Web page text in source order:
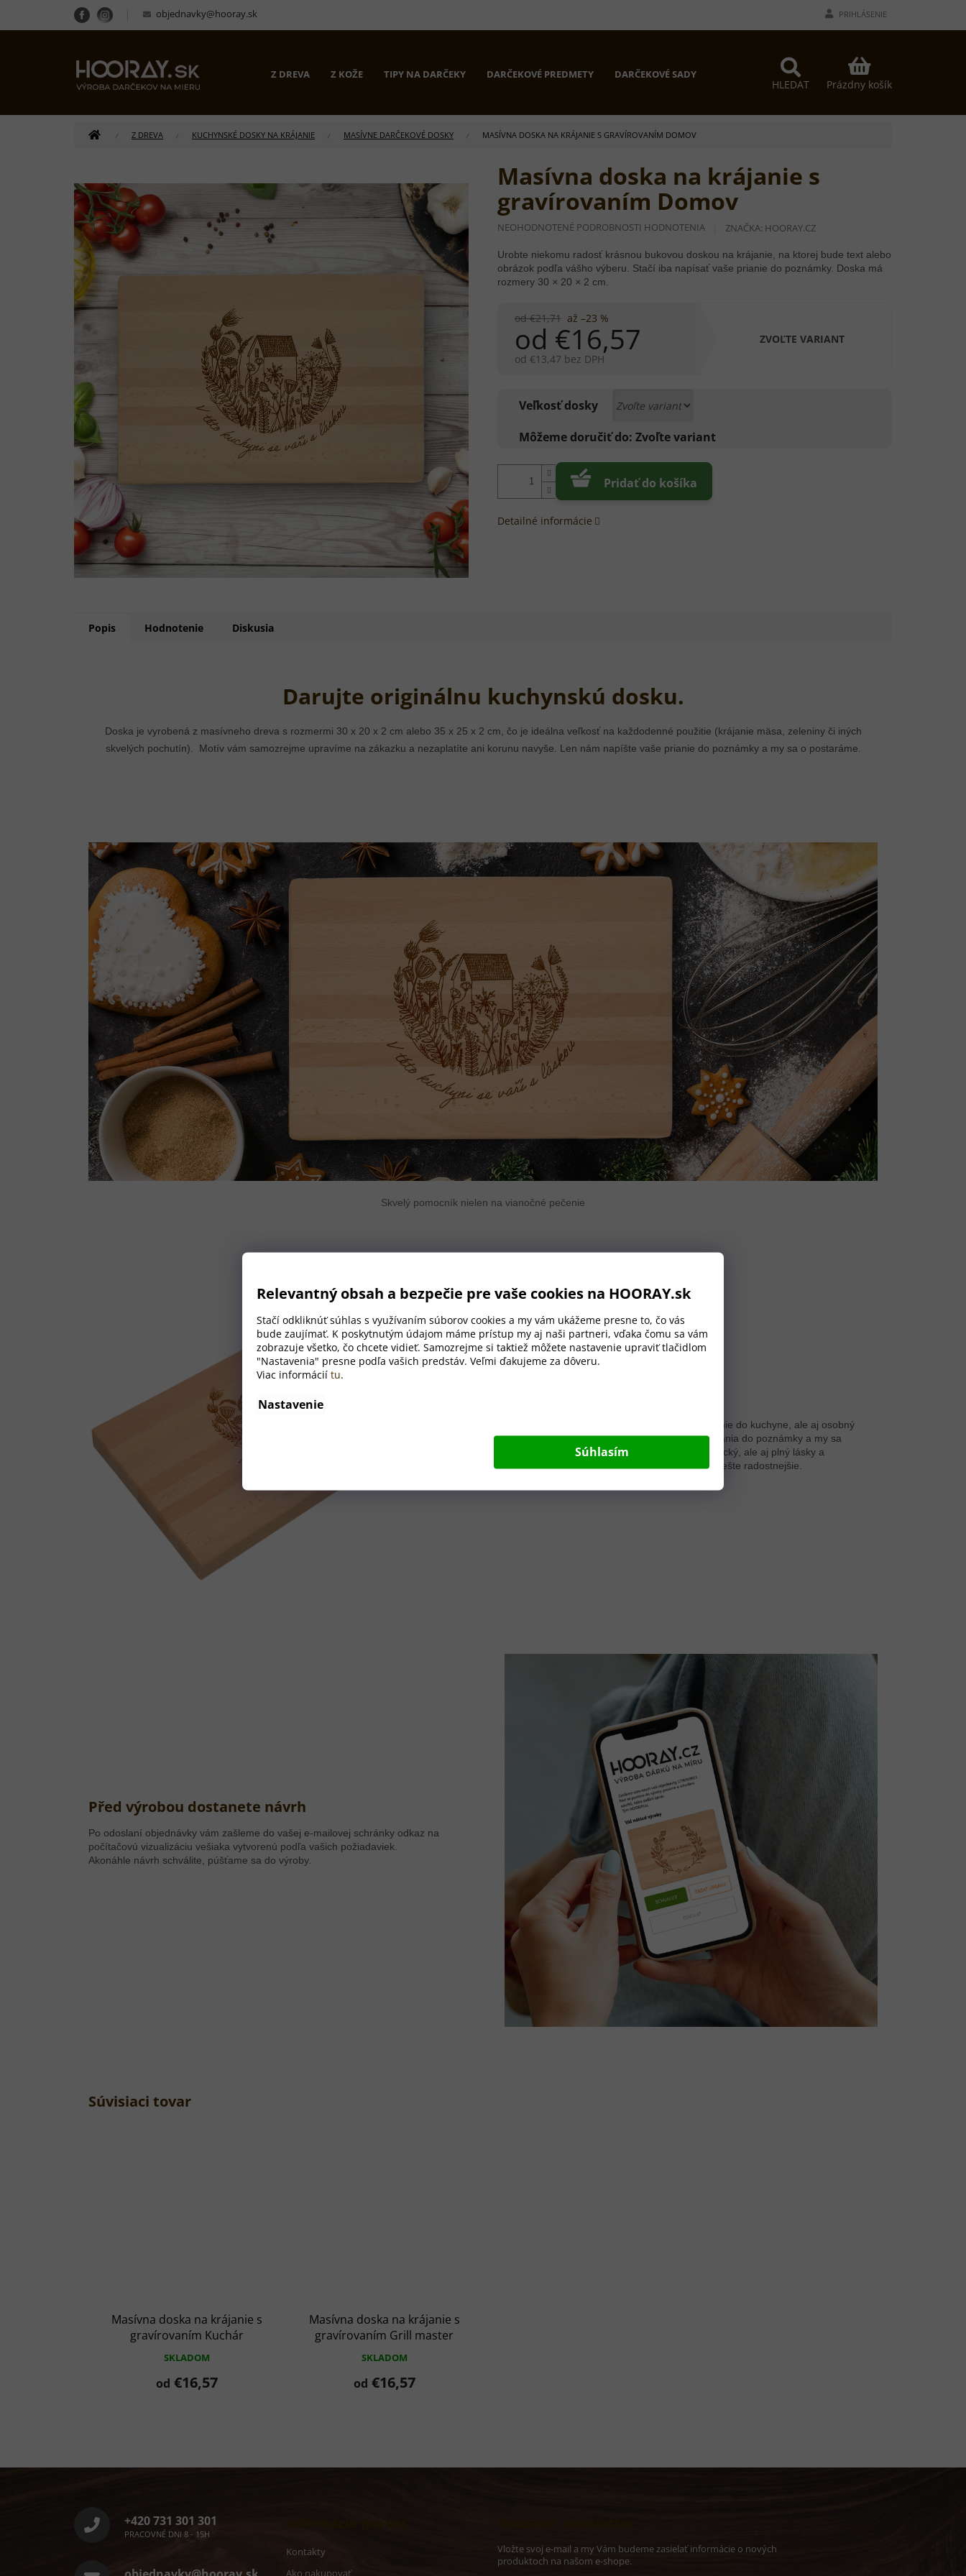
Relevantný obsah a bezpečie pre vaše cookies na HOORAY.sk
Stačí odkliknúť súhlas s využívaním súborov cookies a my vám ukážeme presne to, čo vás
bude zaujímať. K poskytnutým údajom máme prístup my aj naši partneri, vďaka čomu sa vám
zobrazuje všetko, čo chcete vidieť. Samozrejme si taktiež môžete nastavenie upraviť tlačidlom
"Nastavenia" presne podľa vašich predstáv. Veľmi ďakujeme za dôveru.
Viac informácií tu.
Nastavenie
Súhlasím
obsah
objednavky@hooray.sk PRIHLÁSENIE
HLEDAT
NÁKUPNÝ
KOŠÍK
Prázdny košík
Z DREVA Z KOŽE TIPY NA DARČEKY DARČEKOVÉ PREDMETY DARČEKOVÉ SADY
DOMOVZ DREVA KUCHYNSKÉ DOSKY NA KRÁJANIE MASÍVNE DARČEKOVÉ DOSKY MASÍVNA DOSKA NA KRÁJANIE S GRAVÍROVANÍM DOMOV
Masívna doska na krájanie s
gravírovaním Domov
PRIEMERNÉ
PRODUKTU
JE
0,0
Z
HVIEZDIČIEK.
NEOHODNOTENÉ PODROBNOSTI HODNOTENIA ZNAČKA: HOORAY.CZ
od €21,71 až –23 %
od €16,57
od €13,47 bez DPH
ZVOĽTE VARIANT
Veľkosť dosky
Môžeme doručiť do: Zvoľte variant
Pridať do košíka
Urobte niekomu radosť krásnou bukovou doskou na krájanie, na ktorej bude text alebo
obrázok podľa vášho výberu. Stačí iba napísať vaše prianie do poznámky. Doska má
rozmery 30 × 20 × 2 cm.
Detailné informácie
Súvisiaci tovar
Masívna doska na krájanie s
gravírovaním Kuchár
SKLADOM
od €16,57
Masívna doska na krájanie s
gravírovaním Grill master
SKLADOM
od €16,57
Popis Hodnotenie Diskusia
Darujte originálnu kuchynskú dosku.
Doska je vyrobená z masívneho dreva s rozmermi 30 x 20 x 2 cm alebo 35 x 25 x 2 cm, čo je ideálna veľkosť na každodenné použitie (krájanie mäsa, zeleniny či iných
skvelých pochutín). Motív vám samozrejme upravíme na zákazku a nezaplatíte ani korunu navyše. Len nám napíšte vaše prianie do poznámky a my sa o postaráme.
Skvelý pomocník nielen na vianočné pečenie
S touto doskou nielen darujete užitočné vybavenie do kuchyne, ale aj osobný
odkaz alebo poďakovanie. Pošlite nám vaše priania do poznámky a my sa
postaráme o to, aby váš darček bol nielen praktický, ale aj plný lásky a
starostlivosti. Každodenné varenie sa tak stane ešte radostnejšie.
Před výrobou dostanete návrh
Po odoslaní objednávky vám zašleme do vašej e-mailovej schránky odkaz na
počítačovú vizualizáciu vešiaka vytvorenú podľa vašich požiadaviek.
Akonáhle návrh schválite, púšťame sa do výroby.
+420 731 301 301
PRACOVNÉ DNI 8 - 15H
Kontakty
Ako nakupovať
Vložte svoj e-mail a my Vám budeme zasielať informácie o nových
produktoch na našom e-shope.